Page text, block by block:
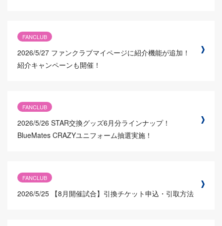
FANCLUB
2026/5/27 ファンクラブマイページに紹介機能が追加！
紹介キャンペーンも開催！
FANCLUB
2026/5/26 STAR交換グッズ6月分ラインナップ！
BlueMates CRAZYユニフォーム抽選実施！
FANCLUB
2026/5/25 【8月開催試合】引換チケット申込・引取方法